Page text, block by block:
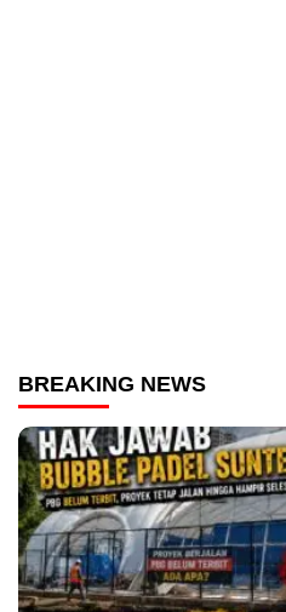
BREAKING NEWS